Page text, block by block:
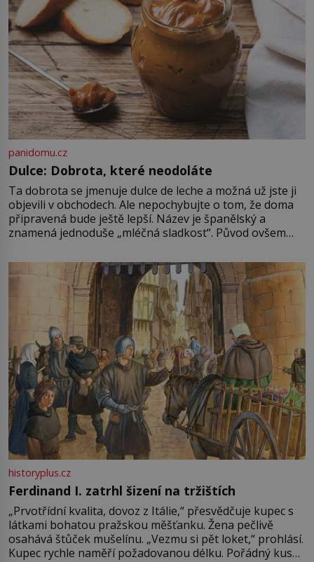
první […]
panidomu.cz
Dulce: Dobrota, které neodoláte
Ta dobrota se jmenuje dulce de leche a možná už jste ji
objevili v obchodech. Ale nepochybujte o tom, že doma
připravená bude ještě lepší. Název je španělský a
znamená jednoduše „mléčná sladkost“. Původ ovšem
pře hned několik latinskoamerických zemí a k tomu
Francie, kde se traduje,
historyplus.cz
Ferdinand I. zatrhl šizení na tržištích
„Prvotřídní kvalita, dovoz z Itálie,“ přesvědčuje kupec s
látkami bohatou pražskou měšťanku. Žena pečlivě
osahává štůček mušelínu. „Vezmu si pět loket,“ prohlásí.
Kupec rychle naměří požadovanou délku. Pořádný kus